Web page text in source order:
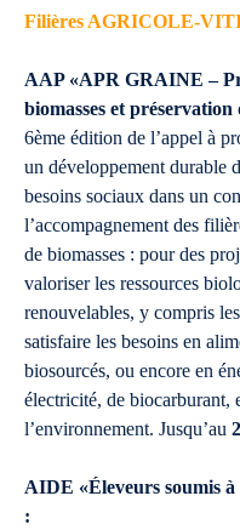
Filières AGRICOLE-
AAP «APR GRAINE –
biomasses et préservation
6ème édition de l’appel à
un développement durable
besoins sociaux dans un
l’accompagnement des
de biomasses : pour des
valoriser les ressources
renouvelables, y compris
satisfaire les besoins en
biosourcés, ou encore en
électricité, de biocarburant,
l’environnement. Jusqu’au
AIDE «Éleveurs soumis
: